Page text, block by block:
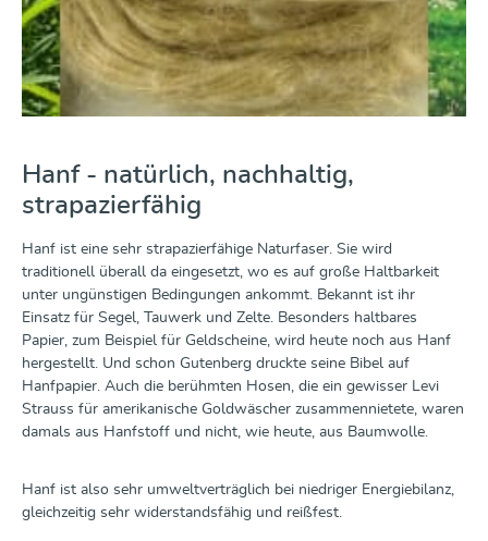
Hanf - natürlich, nachhaltig,
strapazierfähig
Hanf ist eine sehr strapazierfähige Naturfaser. Sie wird
traditionell überall da eingesetzt, wo es auf große Haltbarkeit
unter ungünstigen Bedingungen ankommt. Bekannt ist ihr
Einsatz für Segel, Tauwerk und Zelte. Besonders haltbares
Papier, zum Beispiel für Geldscheine, wird heute noch aus Hanf
hergestellt. Und schon Gutenberg druckte seine Bibel auf
Hanfpapier. Auch die berühmten Hosen, die ein gewisser Levi
Strauss für amerikanische Goldwäscher zusammennietete, waren
damals aus Hanfstoff und nicht, wie heute, aus Baumwolle.
Hanf ist also sehr umweltverträglich bei niedriger Energiebilanz,
gleichzeitig sehr widerstandsfähig und reißfest.